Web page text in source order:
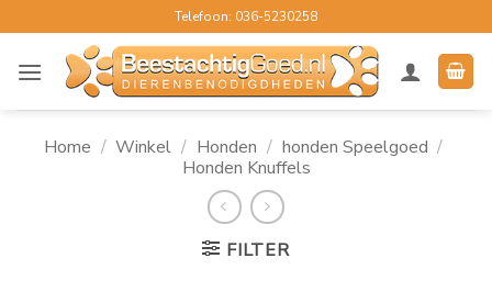
naar
inhoud
Telefoon: 036-5230258
Home / Winkel / Honden / honden Speelgoed /
Honden Knuffels
FILTER